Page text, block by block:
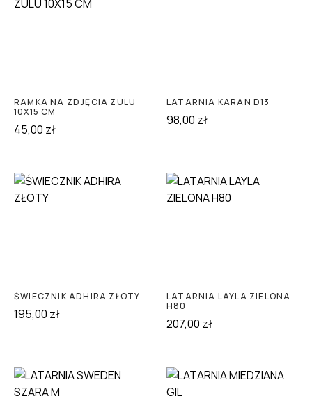
RAMKA NA ZDJĘCIA ZULU
10X15 CM
45,00 zł
LATARNIA KARAN D13
98,00 zł
ŚWIECZNIK ADHIRA ZŁOTY
195,00 zł
LATARNIA LAYLA ZIELONA
H80
207,00 zł